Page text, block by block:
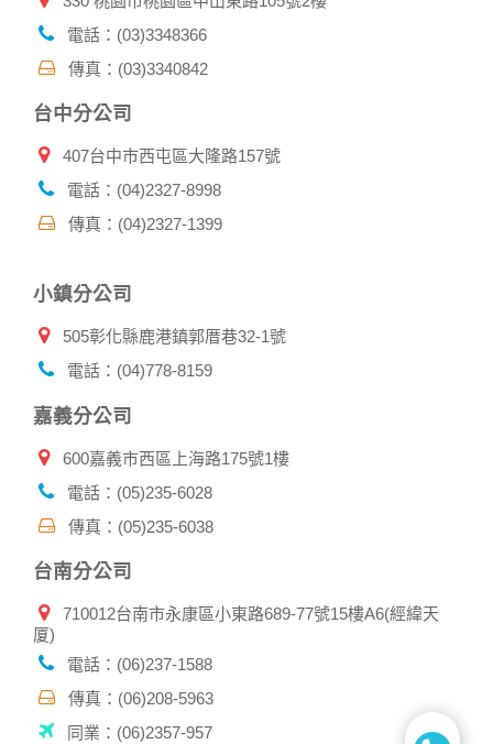
電話：(03)3348366
傳真：(03)3340842
台中分公司
407台中市西屯區大隆路157號
電話：(04)2327-8998
傳真：(04)2327-1399
小鎮分公司
505彰化縣鹿港鎮郭厝巷32-1號
電話：(04)778-8159
嘉義分公司
600嘉義市西區上海路175號1樓
電話：(05)235-6028
傳真：(05)235-6038
台南分公司
710012台南市永康區小東路689-77號15樓A6(經緯天
厦)
電話：(06)237-1588
傳真：(06)208-5963
同業：(06)2357-957